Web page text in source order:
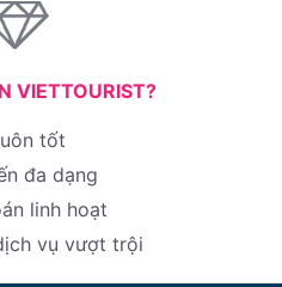
VIETTOURIST?
tốt
đa dạng
linh hoạt
vụ vượt trội